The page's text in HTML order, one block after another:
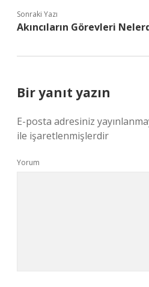
Sonraki Yazı
Akıncıların Görevleri
Bir yanıt yazın
E-posta adresiniz
ile işaretlenmişlerdir
Yorum